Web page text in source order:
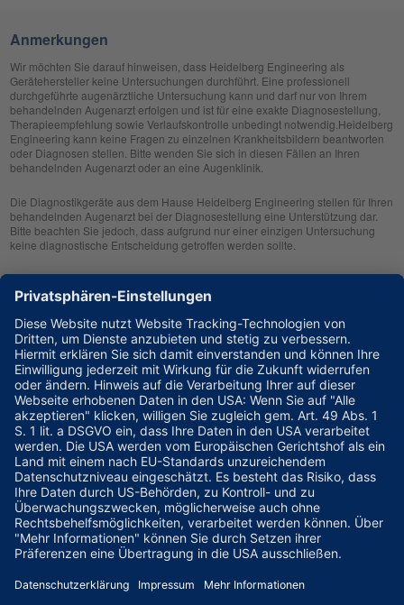
Anmerkungen
Wir möchten Sie darauf hinweisen, dass Heidelberg Engineering als
Gerätehersteller keine Untersuchungen durchführt. Eine professionell
durchgeführte augenärztliche Untersuchung kann und darf nur von Ihrem
behandelnden Augenarzt erfolgen und ist für eine exakte Diagnosestellung,
Therapieempfehlung sowie Verlaufskontrolle unbedingt notwendig.Heidelberg
Engineering kann keine Fragen zu einzelnen Krankheitsbildern beantworten
oder Diagnosen stellen. Bitte wenden Sie sich in diesen Fällen an Ihren
behandelnden Augenarzt oder an eine Augenklinik.
Die Diagnostikgeräte aus dem Hause Heidelberg Engineering stellen für Ihren
behandelnden Augenarzt bei der Diagnosestellung eine Unterstützung dar.
Bitte beachten Sie jedoch, dass aufgrund nur einer einzigen Untersuchung
keine diagnostische Entscheidung getroffen werden sollte.
Zur klinischen Beurteilung eines Patienten sollte Ihr Arzt sich immer ein
umfassendes Bild machen. Aus diesem Grund wird er immer noch weitere
klinische Informationen wie z. B. die Familienhistorie, den Krankheitsverlauf,
das Sehvermögen, den Augeninnendruck oder eine Untersuchung mit der
Spaltlampe in seine Diagnose einbeziehen.
Heidelberg Engineering erhebt keinen Anspruch auf Vollständigkeit der Daten.
Die vorliegende Internetseite stellt eine reine Wissensplattform dar, die Ihnen
als Informationsgrundlage dienen soll. Wir übernehmen keine Haftung für den
Inhalt weiterführender Links.
Kontakt
Heidelberg Engineering GmbH
Max-Jarecki-Straße 8
69115 Heidelberg
Tel.: +49 (0) 6221-64 63-0
Fax: +49 (0) 6221-64 63 62
E-Mail:Info@HeidelbergEngineering.com